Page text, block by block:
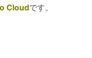
Cloudです。